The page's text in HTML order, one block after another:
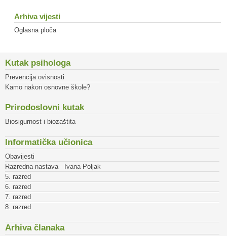
Arhiva vijesti
Oglasna ploča
Kutak psihologa
Prevencija ovisnosti
Kamo nakon osnovne škole?
Prirodoslovni kutak
Biosigurnost i biozaštita
Informatička učionica
Obavijesti
Razredna nastava - Ivana Poljak
5. razred
6. razred
7. razred
8. razred
Arhiva članaka